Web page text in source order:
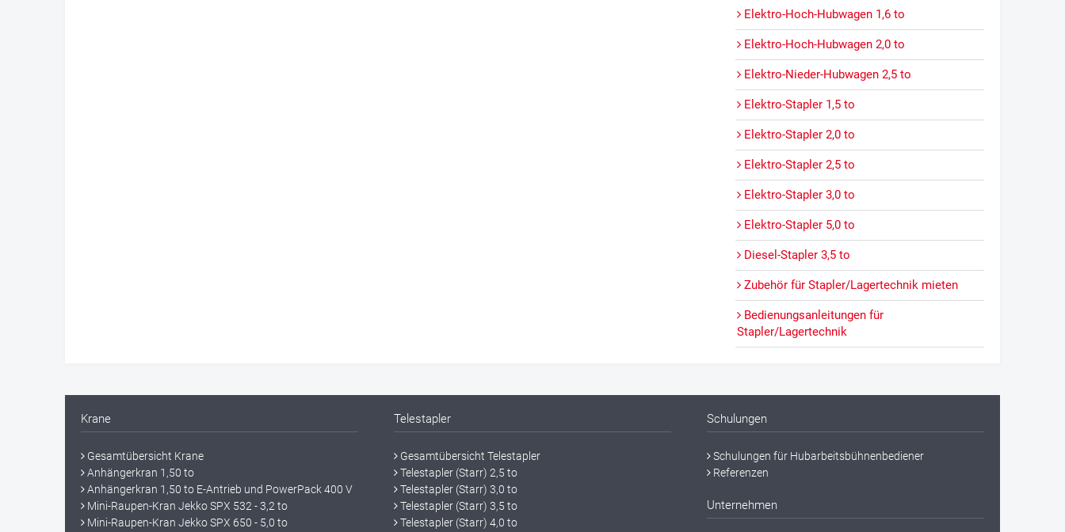
Elektro-Hoch-Hubwagen 1,6 to
Elektro-Hoch-Hubwagen 2,0 to
Elektro-Nieder-Hubwagen 2,5 to
Elektro-Stapler 1,5 to
Elektro-Stapler 2,0 to
Elektro-Stapler 2,5 to
Elektro-Stapler 3,0 to
Elektro-Stapler 5,0 to
Diesel-Stapler 3,5 to
Zubehör für Stapler/Lagertechnik mieten
Bedienungsanleitungen für
Stapler/Lagertechnik
Krane
Gesamtübersicht Krane
Anhängerkran 1,50 to
Anhängerkran 1,50 to E-Antrieb und PowerPack 400 V
Mini-Raupen-Kran Jekko SPX 532 - 3,2 to
Mini-Raupen-Kran Jekko SPX 650 - 5,0 to
Telestapler
Gesamtübersicht Telestapler
Telestapler (Starr) 2,5 to
Telestapler (Starr) 3,0 to
Telestapler (Starr) 3,5 to
Telestapler (Starr) 4,0 to
Schulungen
Schulungen für Hubarbeitsbühnenbediener
Referenzen
Unternehmen